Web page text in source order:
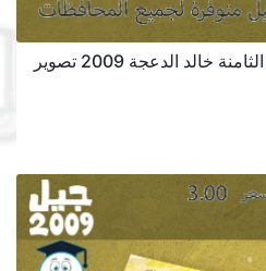
دوسية اللغة الإنجليزية الوحدة الثامنة خالد الدعجة 2009 تصوير